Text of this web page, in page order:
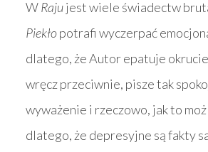
WRajujest wiele świadectw
Piekłopotrafi wyczerpać
dlatego, że Autor epatuje
wręcz przeciwnie, pisze tak
wyważenie i rzeczowo, jak to
dlatego, że depresyjne są fakty